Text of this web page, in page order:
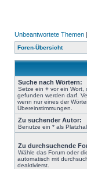
Unbeantwortete Themen |
Foren-Übersicht
Suche nach Wörtern:
Setze ein + vor ein Wort,
gefunden werden darf.
wenn nur eines der
Übereinstimmungen.
Zu suchender Autor:
Benutze ein * als
Zu durchsuchende
Wähle das Forum oder
automatisch mit
deaktivierst.